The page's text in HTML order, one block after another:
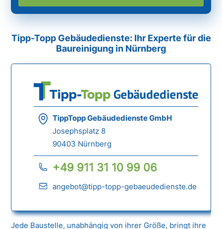
Tipp-Topp Gebäudedienste: Ihr Experte für die
Baureinigung in Nürnberg
TippTopp Gebäudedienste GmbH
Josephsplatz 8
90403 Nürnberg
+49 911 31 10 99 06
angebot@tipp-topp-gebaeudedienste.de
Jede Baustelle, unabhängig von ihrer Größe, bringt ihre